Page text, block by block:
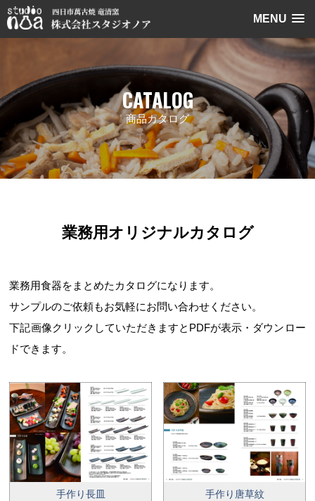
MENU
CATALOG
商品カタログ
業務用オリジナルカタログ
業務用食器をまとめたカタログになります。
サンプルのご依頼もお気軽にお問い合わせください。
下記画像クリックしていただきますとPDFが表示・ダウンロー
ドできます。
手作り長皿 手作り唐草紋